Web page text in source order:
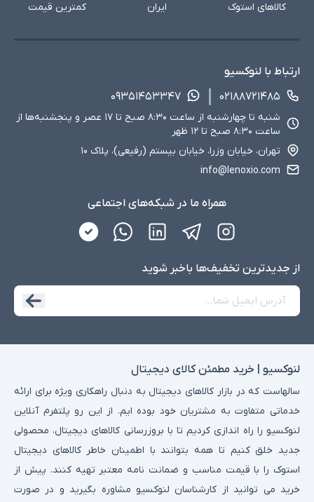
کالاهای استوک
ایران
کمترین قیمت
ارتباط با لنوکسیو
۰۲۱۸۸۷۲۱۴۸۵
۰۹۳۵۱۴۵۳۳۴۷
شنبه تا چهارشنبه از ساعت ۸:۳۰ صبح تا ۱۷ عصر و پنجشنبه‌ها از
ساعت ۸:۳۰ صبح تا ۱۲ ظهر
تهران، خیابان وزرا، خیابان بیستم (رفیعی)، پلاک ۱۰
info@lenoxio.com
همراه ما در شبکه‌های اجتماعی
از جدید‌ترین تخفیف‌ها با‌خبر شوید
لنوکسیو | خرید مطمئن کالای دیجیتال
سالهاست که در بازار کالاهای دیجیتال به دنبال راهکاری ویژه برای ارائه
خدماتی متفاوت به مشتریان خود بوده ایم. از این رو پلتفرم آنلاین
لنوکسیو را راه اندازی کردیم تا با بروزرسانی کالاهای دیجیتال، محصولی
جدید خلق کنیم تا همه بتوانند با اطمینان خاطر کالاهای دیجیتال
استوک را با قیمت مناسب و ضمانت نامه معتبر تهیه کنند. پیش از
خرید می توانید از کارشناسان لنوکسیو مشاوره بگیرید و در صورت